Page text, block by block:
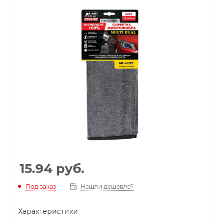
15.94 руб.
Под заказ Нашли дешевле?
Характеристики